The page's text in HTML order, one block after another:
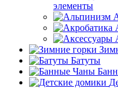
элементы
Батуты